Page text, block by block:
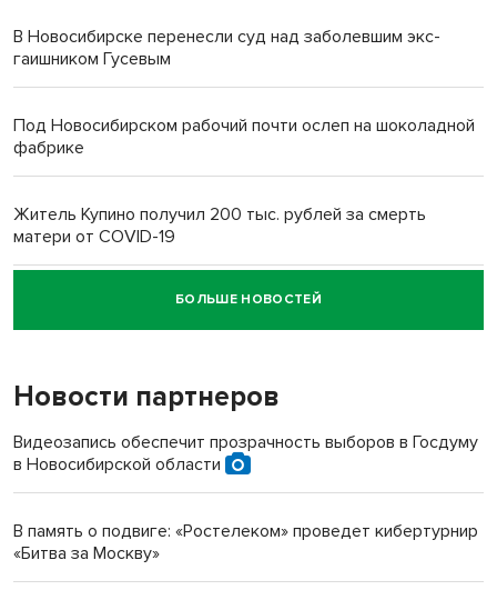
В Новосибирске перенесли суд над заболевшим экс-
гаишником Гусевым
Под Новосибирском рабочий почти ослеп на шоколадной
фабрике
Житель Купино получил 200 тыс. рублей за смерть
матери от COVID-19
Новосибирский суд наказал водителя за смерть
пенсионерки на вокзале
«Мы живём на пастбище!»: в новосибирском селе лошади
терроризируют жителей
Инвалид получил условный срок за избиение врачей
Новосибирский преподаватель с женой вошли в топ-16
БОЛЬШЕ НОВОСТЕЙ
Новости партнеров
Видеозапись обеспечит прозрачность выборов в Госдуму
в Новосибирской области
В память о подвиге: «Ростелеком» проведет кибертурнир
«Битва за Москву»